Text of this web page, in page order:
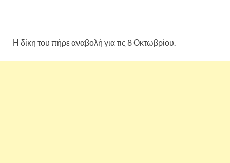
Η δίκη του πήρε αναβολή για τις 8 Οκτωβρίου.